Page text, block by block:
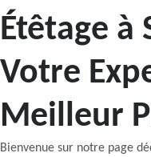
Étêtage à
Votre
Meilleur
Bienvenue sur notre page